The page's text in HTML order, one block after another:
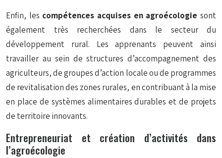
Enfin, les compétences acquises en agroécologie sont
également très recherchées dans le secteur du
développement rural. Les apprenants peuvent ainsi
travailler au sein de structures d’accompagnement des
agriculteurs, de groupes d’action locale ou de programmes
de revitalisation des zones rurales, en contribuant à la mise
en place de systèmes alimentaires durables et de projets
de territoire innovants.
Entrepreneuriat et création d’activités dans
l’agroécologie